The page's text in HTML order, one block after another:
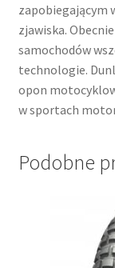
zapobiegającym
zjawiska.
samochodów
technologie.
opon
w sportach
Podobne